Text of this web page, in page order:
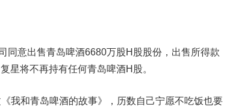
意出售青岛啤酒6680万股H股股份，出售所得款
星将不再持有任何青岛啤酒H股。
和青岛啤酒的故事》，历数自己宁愿不吃饭也要